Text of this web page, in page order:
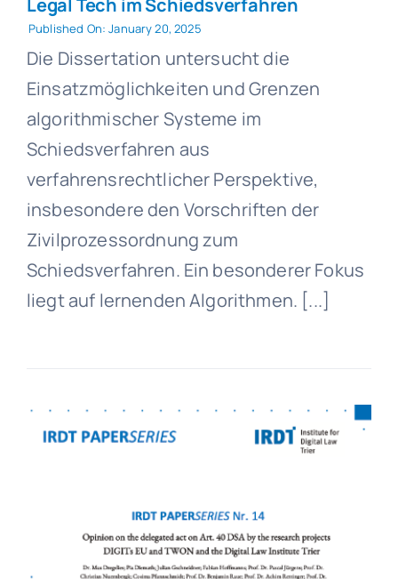
Published On: January 20, 2025
Die Dissertation untersucht die
Einsatzmöglichkeiten und Grenzen
algorithmischer Systeme im
Schiedsverfahren aus
verfahrensrechtlicher Perspektive,
insbesondere den Vorschriften der
Zivilprozessordnung zum
Schiedsverfahren. Ein besonderer Fokus
liegt auf lernenden Algorithmen. [...]